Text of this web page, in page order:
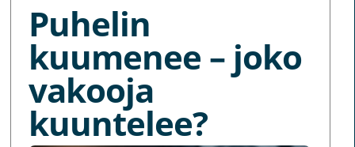
Puhelin
kuumenee – joko
vakooja
kuuntelee?